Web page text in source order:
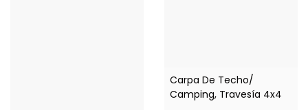
Carpa De Techo/
Camping, Travesía 4x4